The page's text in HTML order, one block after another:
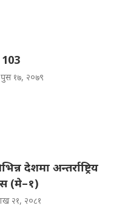
१७, २०७९
देशमा अन्तर्राष्ट्रिय
(मे–१)
२१, २०८१